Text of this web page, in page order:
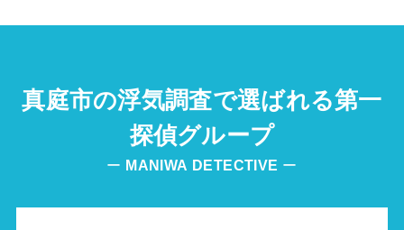
真庭市の浮気調査で選ばれる第一
探偵グループ
ー MANIWA DETECTIVE ー